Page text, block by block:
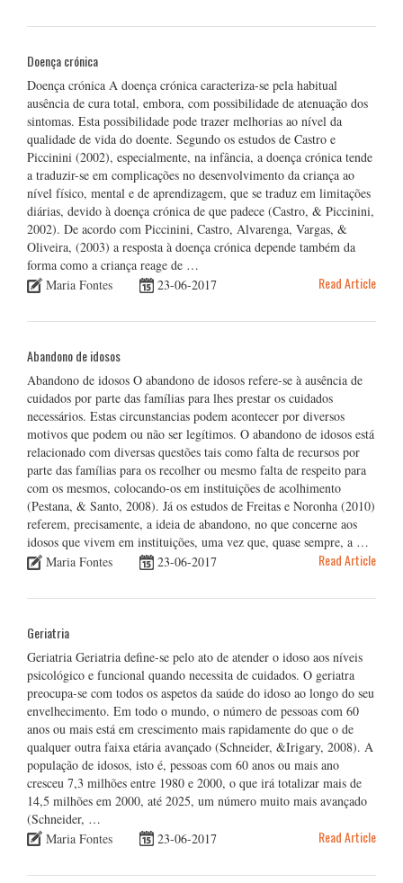
Doença crónica
Doença crónica A doença crónica caracteriza-se pela habitual
ausência de cura total, embora, com possibilidade de atenuação dos
sintomas. Esta possibilidade pode trazer melhorias ao nível da
qualidade de vida do doente. Segundo os estudos de Castro e
Piccinini (2002), especialmente, na infância, a doença crónica tende
a traduzir-se em complicações no desenvolvimento da criança ao
nível físico, mental e de aprendizagem, que se traduz em limitações
diárias, devido à doença crónica de que padece (Castro, & Piccinini,
2002). De acordo com Piccinini, Castro, Alvarenga, Vargas, &
Oliveira, (2003) a resposta à doença crónica depende também da
forma como a criança reage de …
Maria Fontes
23-06-2017 Read Article
Abandono de idosos
Abandono de idosos O abandono de idosos refere-se à ausência de
cuidados por parte das famílias para lhes prestar os cuidados
necessários. Estas circunstancias podem acontecer por diversos
motivos que podem ou não ser legítimos. O abandono de idosos está
relacionado com diversas questões tais como falta de recursos por
parte das famílias para os recolher ou mesmo falta de respeito para
com os mesmos, colocando-os em instituições de acolhimento
(Pestana, & Santo, 2008). Já os estudos de Freitas e Noronha (2010)
referem, precisamente, a ideia de abandono, no que concerne aos
idosos que vivem em instituições, uma vez que, quase sempre, a …
Maria Fontes
23-06-2017 Read Article
Geriatria
Geriatria Geriatria define-se pelo ato de atender o idoso aos níveis
psicológico e funcional quando necessita de cuidados. O geriatra
preocupa-se com todos os aspetos da saúde do idoso ao longo do seu
envelhecimento. Em todo o mundo, o número de pessoas com 60
anos ou mais está em crescimento mais rapidamente do que o de
qualquer outra faixa etária avançado (Schneider, &Irigary, 2008). A
população de idosos, isto é, pessoas com 60 anos ou mais ano
cresceu 7,3 milhões entre 1980 e 2000, o que irá totalizar mais de
14,5 milhões em 2000, até 2025, um número muito mais avançado
(Schneider, …
Maria Fontes
23-06-2017 Read Article